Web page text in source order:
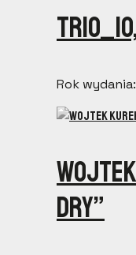
Rok
dry”